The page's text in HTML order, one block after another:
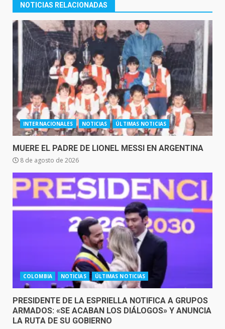
NOTICIAS RELACIONADAS
INTERNACIONALES NOTICIAS ÚLTIMAS NOTICIAS
MUERE EL PADRE DE LIONEL MESSI EN ARGENTINA
8 de agosto de 2026
COLOMBIA NOTICIAS ÚLTIMAS NOTICIAS
PRESIDENTE DE LA ESPRIELLA NOTIFICA A GRUPOS
ARMADOS: «SE ACABAN LOS DIÁLOGOS» Y ANUNCIA
LA RUTA DE SU GOBIERNO